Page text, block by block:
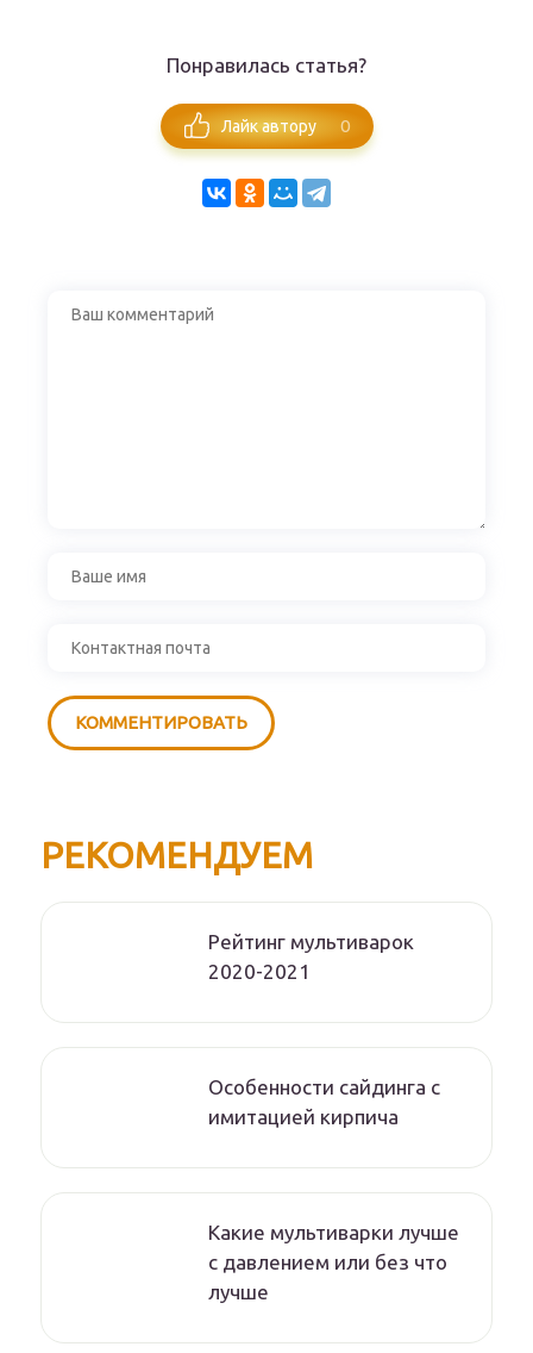
Понравилась статья?
Лайк автору 0
РЕКОМЕНДУЕМ
Рейтинг мультиварок
2020-2021
Особенности сайдинга с
имитацией кирпича
Какие мультиварки лучше
с давлением или без что
лучше